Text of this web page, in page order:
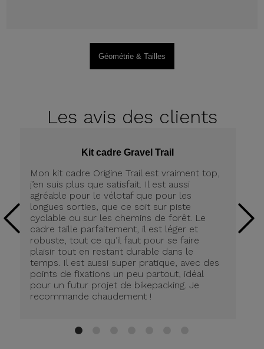
Géométrie & Tailles
Les avis des clients
Kit cadre Gravel Trail
Mon kit cadre Origine Trail est vraiment top,
j’en suis plus que satisfait. Il est aussi
agréable pour le vélotaf que pour les
longues sorties, que ce soit sur piste
cyclable ou sur les chemins de forêt. Le
cadre taille parfaitement, il est léger et
robuste, tout ce qu’il faut pour se faire
plaisir tout en restant durable dans le
temps. Il est aussi super pratique, avec des
points de fixations un peu partout, idéal
pour un futur projet de bikepacking. Je
recommande chaudement !
1